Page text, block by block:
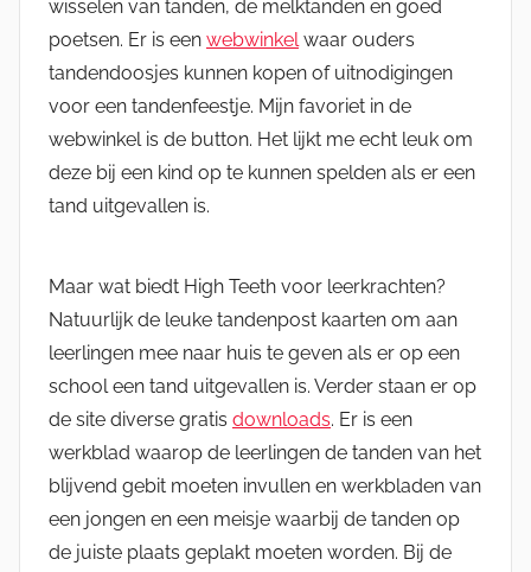
wisselen van tanden, de melktanden en goed
poetsen. Er is een webwinkel waar ouders
tandendoosjes kunnen kopen of uitnodigingen
voor een tandenfeestje. Mijn favoriet in de
webwinkel is de button. Het lijkt me echt leuk om
deze bij een kind op te kunnen spelden als er een
tand uitgevallen is.
Maar wat biedt High Teeth voor leerkrachten?
Natuurlijk de leuke tandenpost kaarten om aan
leerlingen mee naar huis te geven als er op een
school een tand uitgevallen is. Verder staan er op
de site diverse gratis downloads. Er is een
werkblad waarop de leerlingen de tanden van het
blijvend gebit moeten invullen en werkbladen van
een jongen en een meisje waarbij de tanden op
de juiste plaats geplakt moeten worden. Bij de